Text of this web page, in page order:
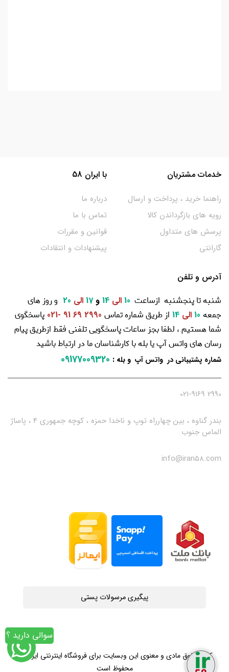
خدمات مشتریان
راهنما خرید ، پرداخت و ارسال
رویه های بازگرداندن کالا
پرسش های متداول
گارانتی
با ایران 58
درباره ما
تماس با ما
قوانین و مقررات
پیشنهادات و انتقادات
آدرس و تلفن
شنبه تا پنجشنبه ازساعت 10 الی و17 الی
و روز های
جمعه
الی از طریق شماره تماس 2990 69 91 -021
پاسخگوی
شما هستیم ، لطفا بجز ساعات پاسخگویی تلفنی فقط ازطریق پیام
رسان های واتس آپ یا بله با کارشناسان ما در ارتباط باشید
شماره پشتیبانی در واتس آپ و بله :
09177009320
2990 021-9169
بندر گناوه ، بین چهارراه توپ و ناخدا حمزه ، کوچه جمهوری 4 ، پاساژ
الماس جنوب
info@iran58.com
پیگیری مرسولات پستی
کلیه حقوق مادی و معنوی این وبسایت برای فروشگاه اینترنتی ایران58
محفوظ است
سوالی دارید ؟